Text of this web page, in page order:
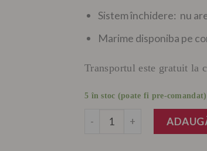
Sistem închidere: nu
Marime disponiba pe
Transportul este gratuit la
5 în stoc (poate fi pre-comandat)
Cantitate